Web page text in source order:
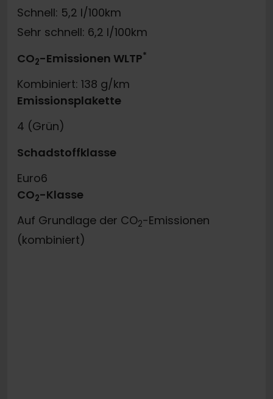
Schnell: 5,2 l/100km
Sehr schnell: 6,2 l/100km
CO2-Emissionen WLTP*
Kombiniert: 138 g/km
Emissionsplakette
4 (Grün)
Schadstoffklasse
Euro6
CO2-Klasse
Auf Grundlage der CO2-Emissionen
(kombiniert)